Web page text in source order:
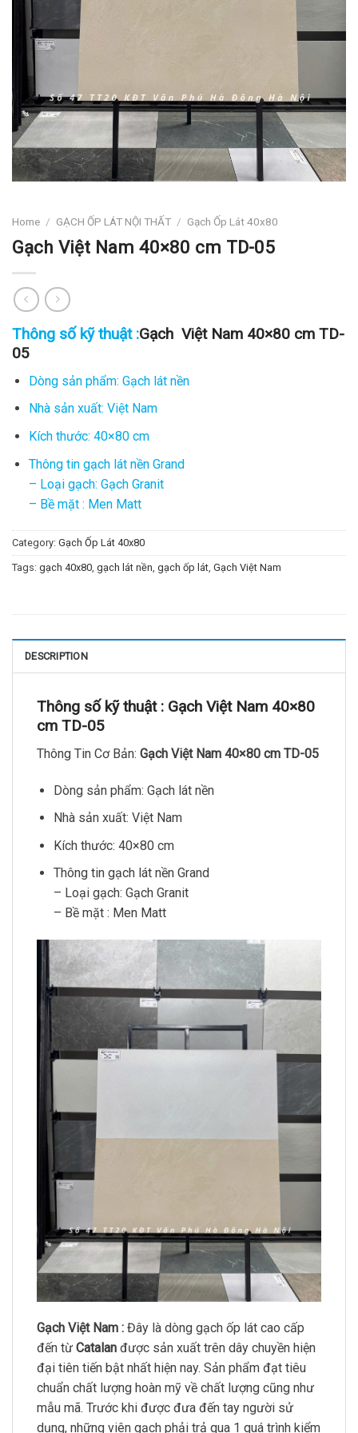
Home / GẠCH ỐP LÁT NỘI THẤT / Gạch Ốp Lát 40x80
Gạch Việt Nam 40×80 cm TD-05
Thông số kỹ thuật :Gạch Việt Nam 40×80 cm TD-
05
Dòng sản phẩm: Gạch lát nền
Nhà sản xuất: Việt Nam
Kích thước: 40×80 cm
Thông tin gạch lát nền Grand
– Loại gạch: Gạch Granit
– Bề mặt : Men Matt
Category: Gạch Ốp Lát 40x80
Tags: gạch 40x80, gạch lát nền, gạch ốp lát, Gạch Việt Nam
DESCRIPTION
Thông số kỹ thuật : Gạch Việt Nam 40×80
cm TD-05
Thông Tin Cơ Bản: Gạch Việt Nam 40×80 cm TD-05
Dòng sản phẩm: Gạch lát nền
Nhà sản xuất: Việt Nam
Kích thước: 40×80 cm
Thông tin gạch lát nền Grand
– Loại gạch: Gạch Granit
– Bề mặt : Men Matt
Gạch Việt Nam : Đây là dòng gạch ốp lát cao cấp
đến từ Catalan được sản xuất trên dây chuyền hiện
đại tiên tiến bật nhất hiện nay. Sản phẩm đạt tiêu
chuẩn chất lượng hoàn mỹ về chất lượng cũng như
mẫu mã. Trước khi được đưa đến tay người sử
dụng, những viên gạch phải trả qua 1 quá trình kiểm